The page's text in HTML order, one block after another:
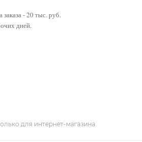
- 20 тыс. руб.
дней.
для интернет-магазина.